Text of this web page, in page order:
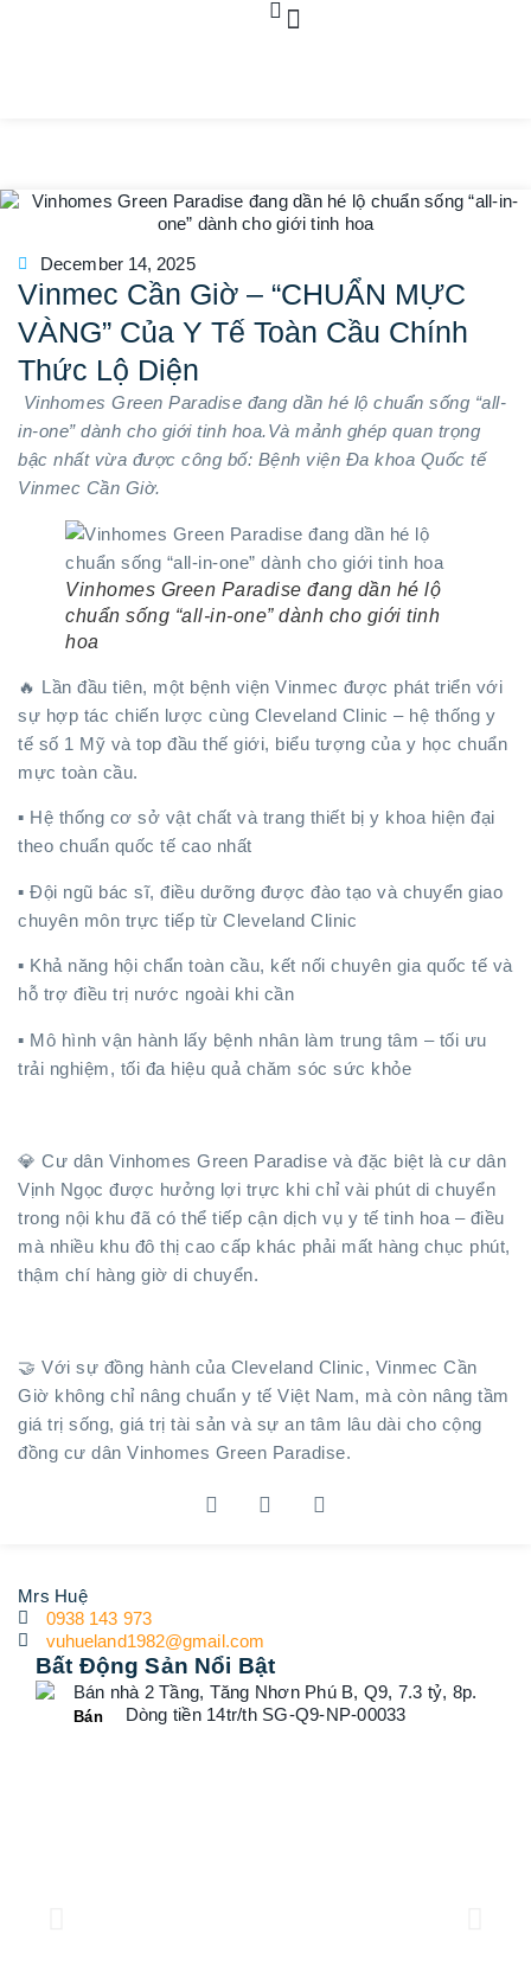
Mrs Huệ
0938 143 973
vuhueland1982@gmail.com
Bất Động Sản Nổi Bật
Bán
December 14, 2025
Vinmec Cần Giờ – “CHUẨN MỰC
VÀNG” Của Y Tế Toàn Cầu Chính
Thức Lộ Diện
Vinhomes Green Paradise đang dần hé lộ chuẩn sống “all-
in-one” dành cho giới tinh hoa.Và mảnh ghép quan trọng
bậc nhất vừa được công bố: Bệnh viện Đa khoa Quốc tế
Vinmec Cần Giờ.
Vinhomes Green Paradise đang dần hé lộ
chuẩn sống “all-in-one” dành cho giới tinh
hoa
🔥 Lần đầu tiên, một bệnh viện Vinmec được phát triển với
sự hợp tác chiến lược cùng Cleveland Clinic – hệ thống y
tế số 1 Mỹ và top đầu thế giới, biểu tượng của y học chuẩn
mực toàn cầu.
▪️ Hệ thống cơ sở vật chất và trang thiết bị y khoa hiện đại
theo chuẩn quốc tế cao nhất
▪️ Đội ngũ bác sĩ, điều dưỡng được đào tạo và chuyển giao
chuyên môn trực tiếp từ Cleveland Clinic
▪️ Khả năng hội chẩn toàn cầu, kết nối chuyên gia quốc tế và
hỗ trợ điều trị nước ngoài khi cần
▪️ Mô hình vận hành lấy bệnh nhân làm trung tâm – tối ưu
trải nghiệm, tối đa hiệu quả chăm sóc sức khỏe
💎 Cư dân Vinhomes Green Paradise và đặc biệt là cư dân
Vịnh Ngọc được hưởng lợi trực khi chỉ vài phút di chuyển
trong nội khu đã có thể tiếp cận dịch vụ y tế tinh hoa – điều
mà nhiều khu đô thị cao cấp khác phải mất hàng chục phút,
thậm chí hàng giờ di chuyển.
🤝 Với sự đồng hành của Cleveland Clinic, Vinmec Cần
Giờ không chỉ nâng chuẩn y tế Việt Nam, mà còn nâng tầm
giá trị sống, giá trị tài sản và sự an tâm lâu dài cho cộng
đồng cư dân Vinhomes Green Paradise.